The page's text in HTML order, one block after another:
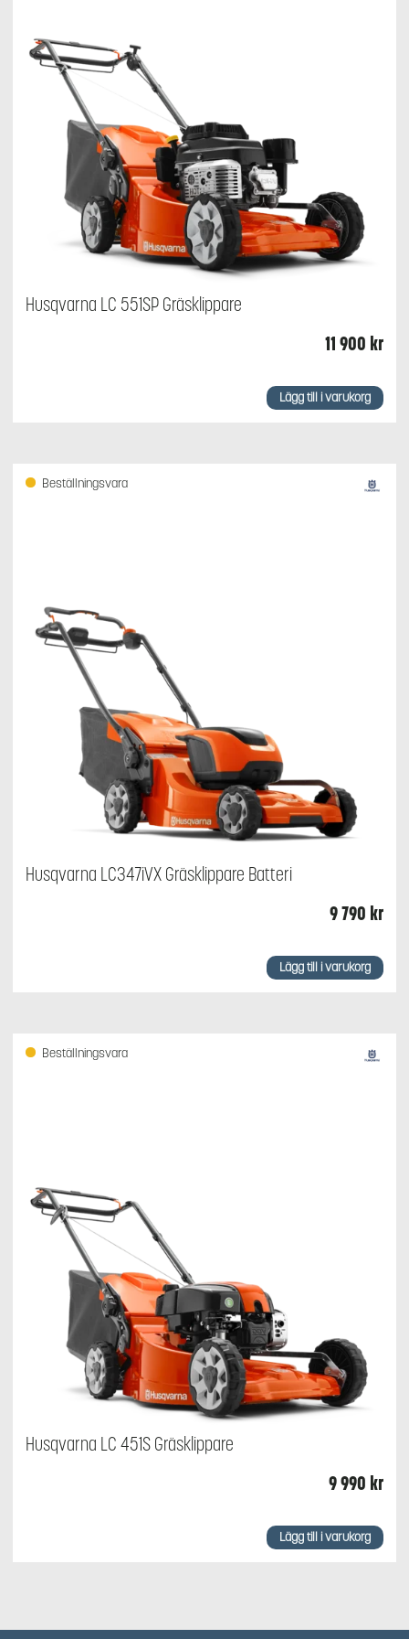
Husqvarna LC 551SP Gräsklippare
11 900 kr
Lägg till i varukorg
Husqvarna LC347iVX Gräsklippare Batteri
9 790 kr
Beställningsvara
Lägg till i varukorg
Husqvarna LC 451S Gräsklippare
9 990 kr
Beställningsvara
Lägg till i varukorg